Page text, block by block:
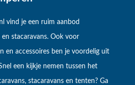
vind je een ruim aanbod
stacaravans. Ook voor
en accessoires ben je voordelig uit
een kijkje nemen tussen het
stacaravans en tenten? Ga